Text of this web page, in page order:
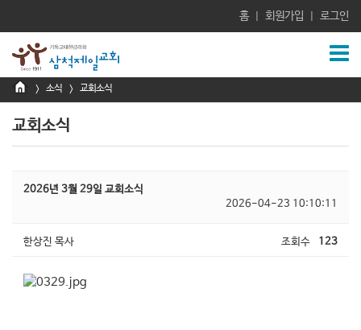
홈 회원가입 로그인
> 소식 > 교회소식
교회소식
2026년 3월 29일 교회소식
2026-04-23 10:10:11
한상진 목사 조회수 123